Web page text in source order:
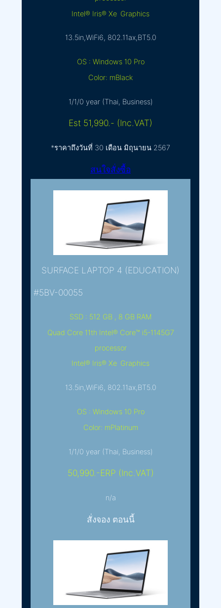
Intel® Iris® Xe Graphics
13.5in,WiFi6, 802.11ax,BT5.0
OS : Windows 10 Pro
Color: mBlack
1/1/0 year (Thai, Business)
Est 51,990.- (Inc.VAT)
*ราคาถึงวันที่ 30 เดือน มิถุนายน 2567
สนใจสั่งซื้อ
SURFACE LAPTOP 4 (EDUCATION)
#5BV-00055
SSD : 512 GB , 8 GB RAM
Quad Core 11th Intel® Core™ i5-1145G7
processor
Intel® Iris® Xe Graphics
13.5in,WiFi6, 802.11ax,BT5.0
OS : Windows 10 Pro
Color: mPlatinum
1/1/0 year (Thai, Business)
50,990.-ERP (Inc.VAT)
n/a
สั่งจอง ตอนนี้